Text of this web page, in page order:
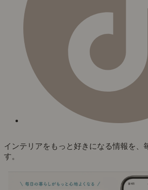
インテリアをもっと好きになる情報を、
す。